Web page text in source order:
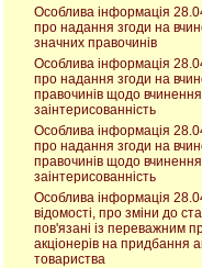
Особлива інформація
про надання згоди на
значних правочинів
Особлива інформація
про надання згоди на
правочинів щодо
заінтерисованність
Особлива інформація
про надання згоди на
правочинів щодо
заінтерисованність
Особлива інформація
відомості, про зміни до
пов'язані із переважним
акціонерів на придбання
товариства